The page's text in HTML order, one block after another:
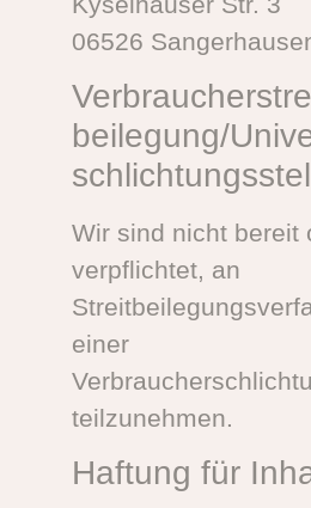
06526
beilegung/
Wir sind nicht bereit
verpflichtet, an
einer
teilzunehmen.
Haftung für